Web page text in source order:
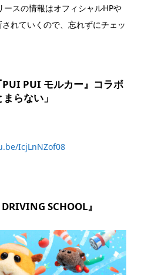
ースの情報はオフィシャルHPや
れていくので、忘れずにチェッ
PUI モルカー』コラボ
らない」
IcjLnNZof08
SCHOOL』